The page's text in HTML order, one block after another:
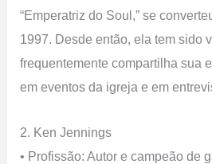
“Emperatriz do Soul,” se
1997. Desde então, ela tem sido
frequentemente compartilha sua
em eventos da igreja e em
2. Ken Jennings
• Profissão: Autor e campeão de